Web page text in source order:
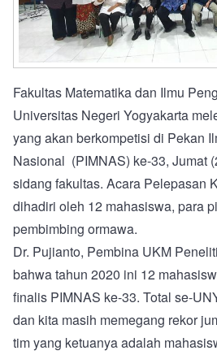
Fakultas Matematika dan Ilmu
Universitas Negeri Yogyakarta
yang akan berkompetisi di Pekan
Nasional (PIMNAS) ke-33, Jumat
sidang fakultas. Acara Pelepasan
dihadiri oleh 12 mahasiswa, para
pembimbing ormawa.
Dr. Pujianto, Pembina UKM
bahwa tahun 2020 ini 12
finalis PIMNAS ke-33. Total se-
dan kita masih memegang rekor
tim yang ketuanya adalah